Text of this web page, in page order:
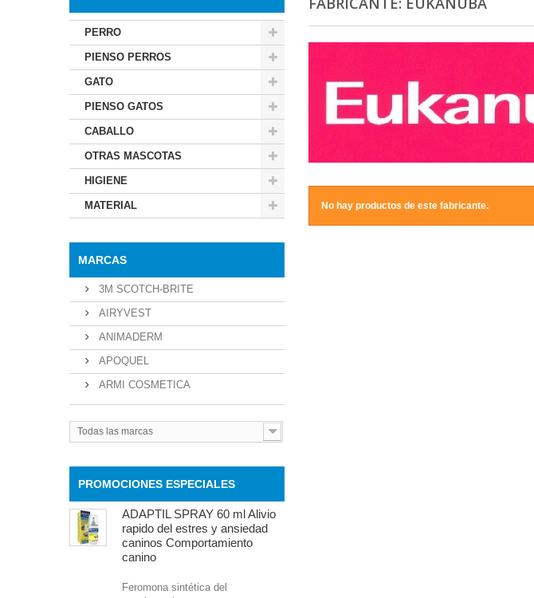
PERRO
PIENSO PERROS
GATO
PIENSO GATOS
CABALLO
OTRAS MASCOTAS
HIGIENE
MATERIAL
MARCAS
3M SCOTCH-BRITE
AIRYVEST
ANIMADERM
APOQUEL
ARMI COSMETICA
Todas las marcas
PROMOCIONES ESPECIALES
ADAPTIL SPRAY 60 ml Alivio
rapido del estres y ansiedad
caninos Comportamiento
canino
Feromona sintética del
No hay productos de este fabricante.